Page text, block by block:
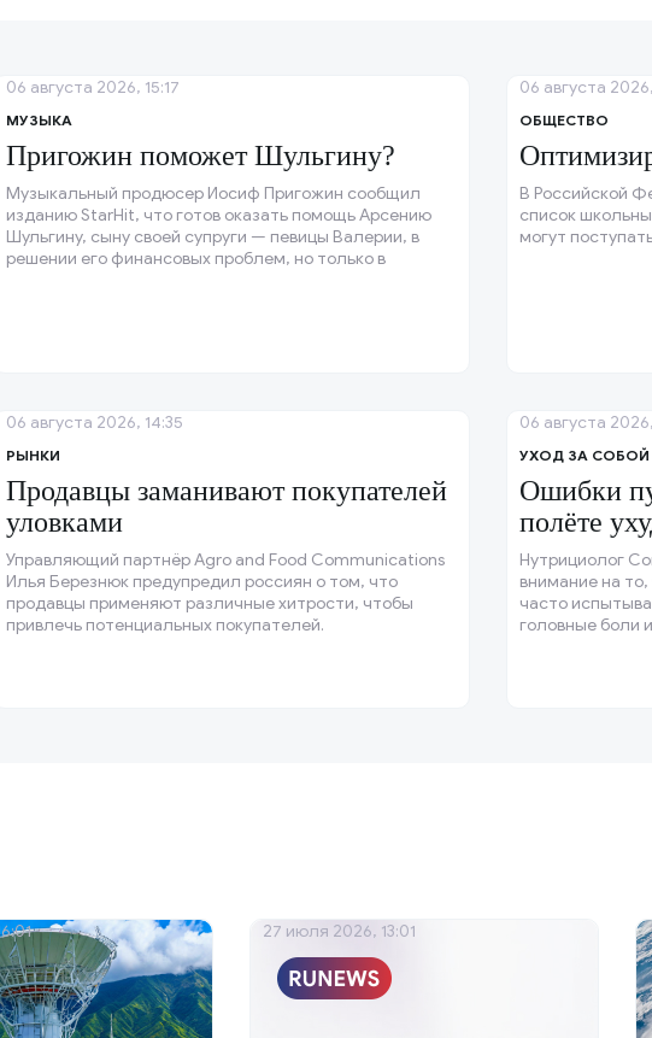
МУЗЫКА
Пригожин поможет Шульгину?
Музыкальный продюсер Иосиф Пригожин сообщил
изданию StarHit, что готов оказать помощь Арсению
Шульгину, сыну своей супруги — певицы Валерии, в
решении его финансовых проблем, но только в
06 августа 2026, 15:17
ОБЩЕСТВО
В Российской
список
могут
06 августа
РЫНКИ
Продавцы заманивают покупателей
уловками
Управляющий партнёр Agro and Food Communications
Илья Березнюк предупредил россиян о том, что
продавцы применяют различные хитрости, чтобы
привлечь потенциальных покупателей.
06 августа 2026, 14:35
УХОД ЗА СОБОЙ
Ошибки
полёте
Нутрициолог
внимание на
часто
головные боли
06 августа
27 июля 2026, 13:01